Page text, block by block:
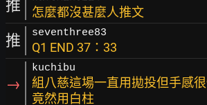
推 怎麼都沒甚麼人推文
推 seventhree83
Q1 END 37：33
→
kuchibu
組八慈這場一直用拋投但手感
竟然用白柱